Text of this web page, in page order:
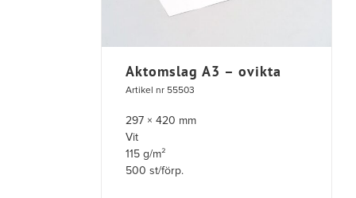
Aktomslag A3 – ovikta
Artikel nr 55503
297 × 420 mm
Vit
115 g/m²
500 st/förp.